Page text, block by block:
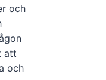
och
att
och